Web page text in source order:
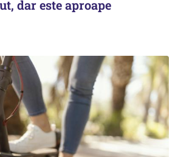
dar este aproape